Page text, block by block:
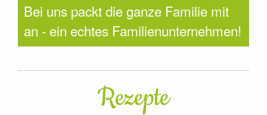
Bei uns packt die ganze Familie mit
an - ein echtes Familienunternehmen!
Rezepte